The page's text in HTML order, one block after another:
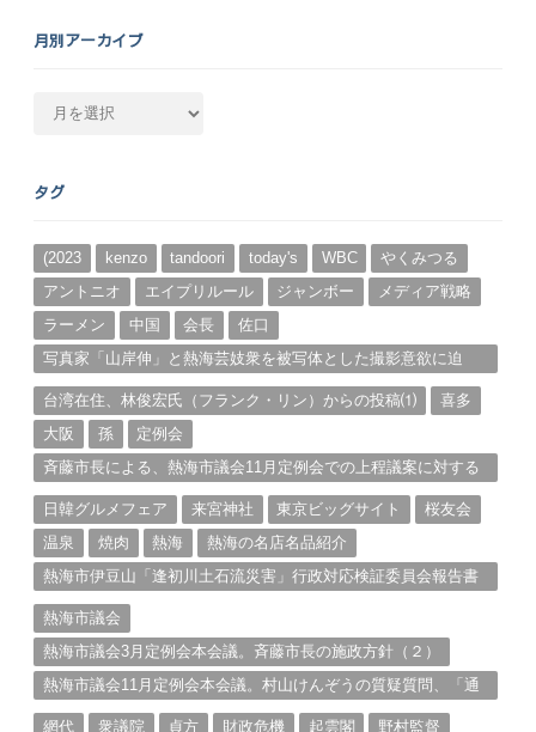
月別アーカイブ
カ
ブ
タグ
(2023 kenzo tandoori today's WBC
やくみつる
アントニオ
エイプリルール ジャンボー
メディア戦略
ラーメン
中国 会長
佐口
写真家「山岸伸」と熱海芸妓衆を被写体とした撮影意欲に迫
台湾在住、林俊宏氏（フランク・リン）からの投稿⑴
喜多
大阪
孫
定例会
斉藤市長による、熱海市議会11月定例会での上程議案に対する
日韓グルメフェア
来宮神社 東京ビッグサイト
桜友会
温泉
焼肉 熱海
熱海の名店名品紹介
熱海市伊豆山「逢初川土石流災害」行政対応検証委員会報告書
熱海市議会
熱海市議会3月定例会本会議。斉藤市長の施政方針（２）
熱海市議会11月定例会本会議。村山けんぞうの質疑質問、「通
網代
衆議院 貞方 財政危機 起雲閣 野村監督